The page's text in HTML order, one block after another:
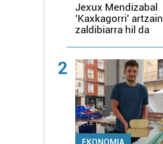
Jexux Mendizabal
'Kaxkagorri' artzain
zaldibiarra hil da
2